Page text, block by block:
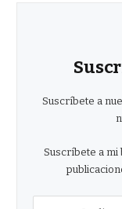
Suscríbete a
Suscríbete a